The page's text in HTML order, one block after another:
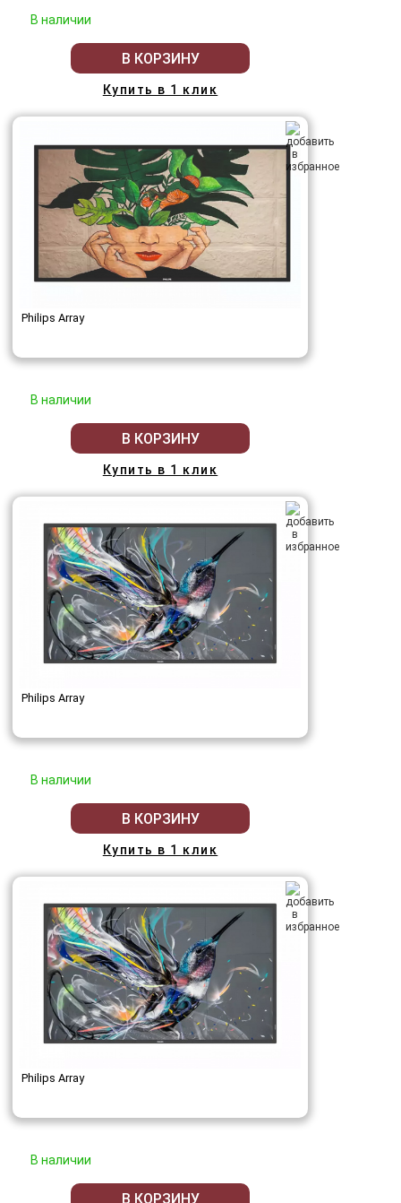
В наличии
В КОРЗИНУ
Купить в 1 клик
Philips Array
В наличии
В КОРЗИНУ
Купить в 1 клик
Philips Array
В наличии
В КОРЗИНУ
Купить в 1 клик
Philips Array
В наличии
В КОРЗИНУ